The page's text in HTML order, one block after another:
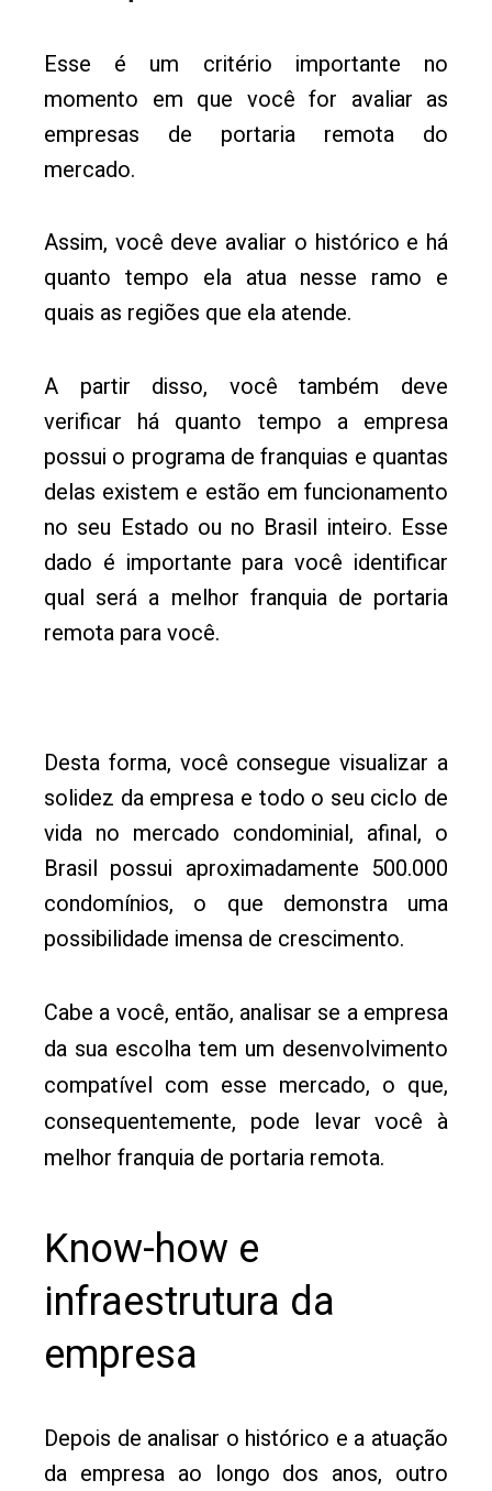
Esse é um critério importante no
momento em que você for avaliar as
empresas de portaria remota do
mercado.
Assim, você deve avaliar o histórico e há
quanto tempo ela atua nesse ramo e
quais as regiões que ela atende.
A partir disso, você também deve
verificar há quanto tempo a empresa
possui o programa de franquias e quantas
delas existem e estão em funcionamento
no seu Estado ou no Brasil inteiro. Esse
dado é importante para você identificar
qual será a melhor franquia de portaria
remota para você.
Desta forma, você consegue visualizar a
solidez da empresa e todo o seu ciclo de
vida no mercado condominial, afinal, o
Brasil possui aproximadamente 500.000
condomínios, o que demonstra uma
possibilidade imensa de crescimento.
Cabe a você, então, analisar se a empresa
da sua escolha tem um desenvolvimento
compatível com esse mercado, o que,
consequentemente, pode levar você à
melhor franquia de portaria remota.
Know-how e
infraestrutura da
empresa
Depois de analisar o histórico e a atuação
da empresa ao longo dos anos, outro